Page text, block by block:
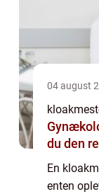
04 august
Gynækolog
du den
En
enten